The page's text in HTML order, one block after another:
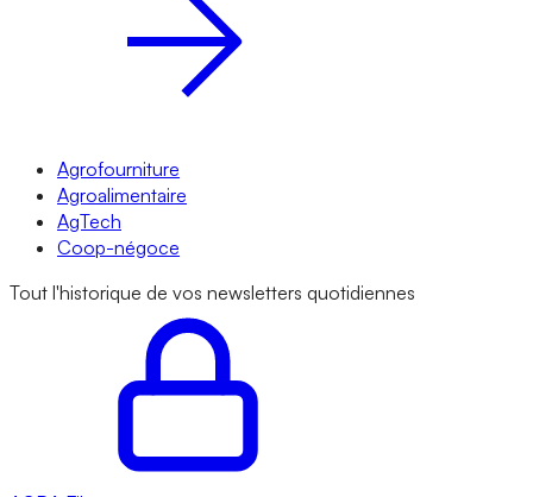
Agrofourniture
Agroalimentaire
AgTech
Coop-négoce
Tout l'historique de vos newsletters quotidiennes